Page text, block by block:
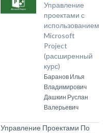
Управление
проектами с
использованием
Microsoft
Project
(расширенный
курс)
Баранов Илья
Владимирович
Дашкин Руслан
Валерьевич
Управление Проектами По